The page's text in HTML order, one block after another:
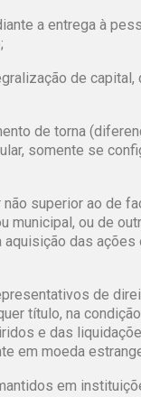
a entrega à
de
de torna
somente se
superior ao de
ou de
das
de
título, na
e das
em moeda
em